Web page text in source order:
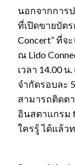
นอกจากการป
ที่เปิดขายบัตร
Concert” ที่จ
ณ Lido
เวลา 14.00 น
จำกัดรอบละ
สามารถติดต
อินสตาแกรม
ใครรู้ ได้แล้ว